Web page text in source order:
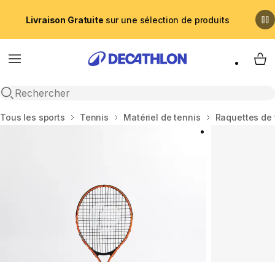
Livraison Gratuite sur une sélection de produits
Menu
Recherche ouverte
My
Accueil
Tous les sports Tennis Matériel de tennis Raquettes de